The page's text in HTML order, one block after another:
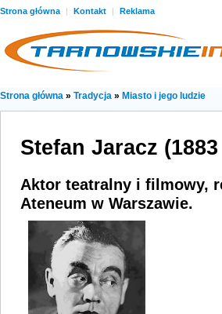
Strona główna | Kontakt | Reklama
Strona główna » Tradycja » Miasto i jego ludzie
Stefan Jaracz (1883
Aktor teatralny i filmowy,
Ateneum w Warszawie.